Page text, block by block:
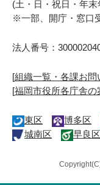
(土・日・祝日・年
※一部、開庁・窓口
法人番号：
[組織一覧・各課お問
[福岡市役所各庁舎の
東区 博多区
城南区
早良区